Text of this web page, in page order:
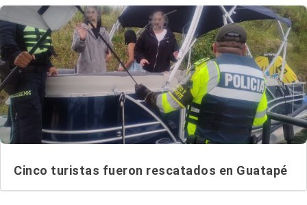
Cinco turistas fueron rescatados en Guatapé